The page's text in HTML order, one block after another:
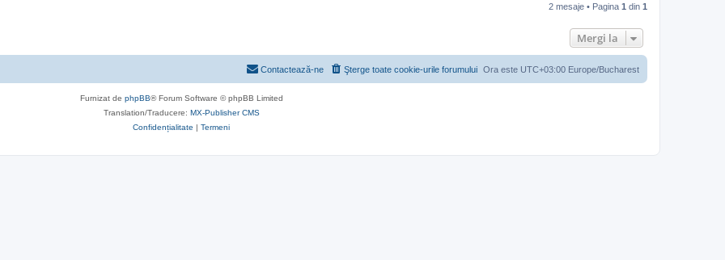
s
2 mesaje • Pagina 1 din 1
Mergi la
Ora este UTC+03:00 Europe/Bucharest
Şterge toate cookie-urile forumului
Contactează-ne
Furnizat de phpBB® Forum Software © phpBB Limited
Translation/Traducere: MX-Publisher CMS
Confidențialitate | Termeni